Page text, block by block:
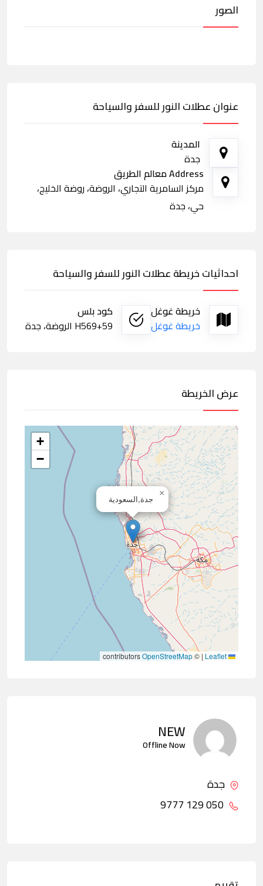
الصور
عنوان عطلات النور للسفر والسياحة
المدينة
جدة
Address معالم الطريق
مركز السامرية التجاري، الروضة، روضة الخليج،
حي، جدة
احداثيات خريطة عطلات النور للسفر والسياحة
خريطة غوغل
خريطة غوغل
كود بلس
H569+59 الروضة، جدة
عرض الخريطة
جدة,السعودية
×
+
−
|
©
OpenStreetMap
NEW
Offline Now
جدة